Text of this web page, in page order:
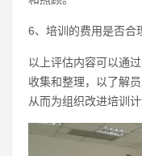
6、培训的费用是否合
以上评估内容可以通
收集和整理，以了解
从而为组织改进培训